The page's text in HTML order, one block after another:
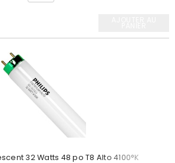
32 Watts 48 po T8 Alto 4100°K